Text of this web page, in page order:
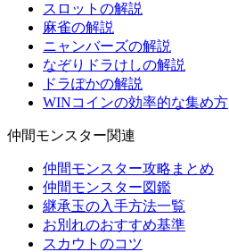
スロットの解説
麻雀の解説
ニャンバーズの解説
なぞりドラけしの解説
ドラぽかの解説
WINコインの効率的な集め方
仲間モンスター関連
仲間モンスター攻略まとめ
仲間モンスター図鑑
継承玉の入手方法一覧
お別れのおすすめ基準
スカウトのコツ